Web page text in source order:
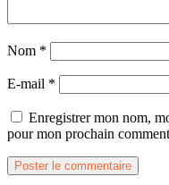
Nom *
E-mail *
Enregistrer mon nom,
pour mon prochain